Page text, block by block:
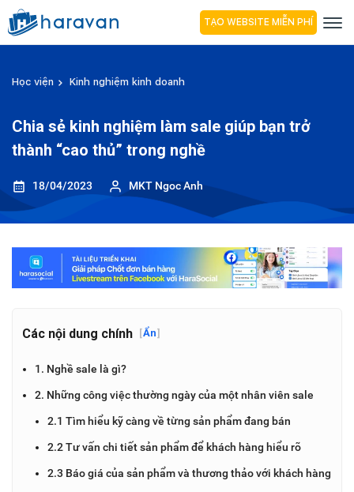
TẠO WEBSITE MIỄN PHÍ
Học viện Kinh nghiệm kinh doanh
Chia sẻ kinh nghiệm làm sale giúp bạn trở
thành “cao thủ” trong nghề
18/04/2023 MKT Ngoc Anh
Các nội dung chính [Ẩn]
1. Nghề sale là gì?
2. Những công việc thường ngày của một nhân viên sale
2.1 Tìm hiểu kỹ càng về từng sản phẩm đang bán
2.2 Tư vấn chi tiết sản phẩm để khách hàng hiểu rõ
2.3 Báo giá của sản phẩm và thương thảo với khách hàng